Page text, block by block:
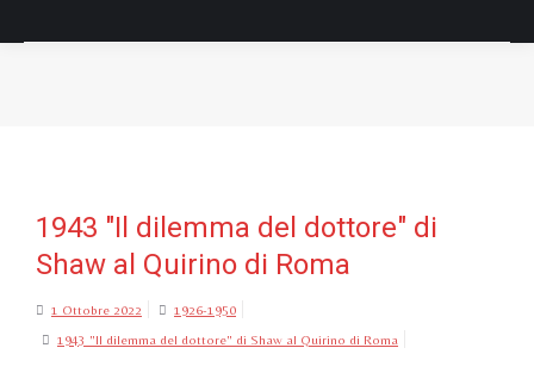
1943 "Il dilemma del dottore" di
Shaw al Quirino di Roma
1 Ottobre 2022 1926-1950
1943 "Il dilemma del dottore" di Shaw al Quirino di Roma